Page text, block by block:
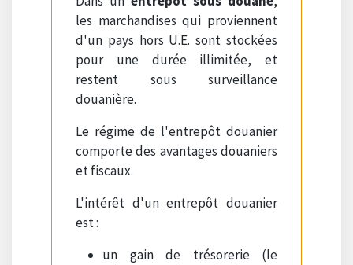
les marchandises qui proviennent
d'un pays hors U.E. sont stockées
pour une durée illimitée, et
restent sous surveillance
douanière.
Le régime de l'entrepôt douanier
comporte des avantages douaniers
et fiscaux.
L'intérêt d'un entrepôt douanier
est :
un gain de trésorerie (le